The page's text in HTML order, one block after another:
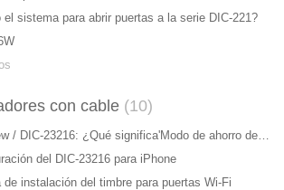
el sistema para abrir puertas a la serie DIC-221?
con cable 10
del DIC-23216 para iPhone
de instalación del timbre para puertas Wi-Fi